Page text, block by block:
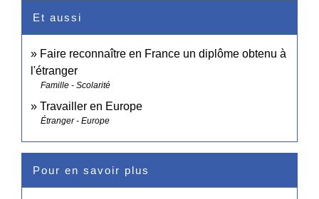
Et aussi
Faire reconnaître en France un diplôme obtenu à
l'étranger
Famille - Scolarité
Travailler en Europe
Étranger - Europe
Pour en savoir plus